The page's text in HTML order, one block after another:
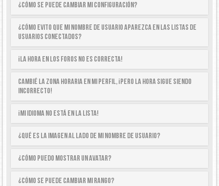
¿Cómo se puede cambiar mi configuración?
¿Cómo evito que mi nombre de usuario aparezca en las listas de
usuarios conectados?
¡La hora en los foros no es correcta!
Cambié la zona horaria en mi perfil, ¡pero la hora sigue siendo
incorrecto!
¡Mi idioma no está en la lista!
¿Qué es la imagen al lado de mi nombre de usuario?
¿Cómo puedo mostrar un avatar?
¿Cómo se puede cambiar mi rango?